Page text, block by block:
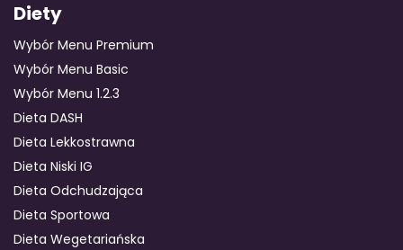
Diety
Wybór Menu Premium
Wybór Menu Basic
Wybór Menu 1.2.3
Dieta DASH
Dieta Lekkostrawna
Dieta Niski IG
Dieta Odchudzająca
Dieta Sportowa
Dieta Wegetariańska